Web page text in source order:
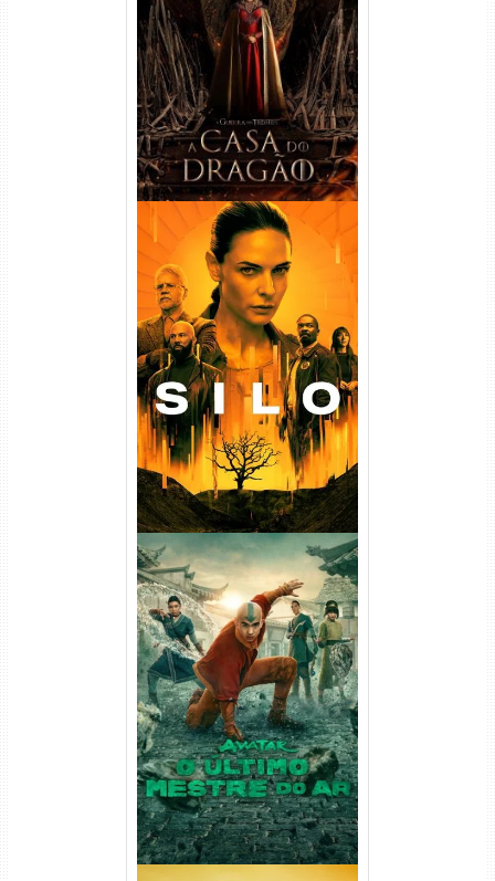
A Casa do Dragão 1ª
Temporada Torrent (2022)
WEB-DL 720p/1080p Dual
Áudio
Silo 1ª Temporada Torrent
(2023) WEB-DL
720p/1080p/4K Dual Áudio
Avatar: O Último Mestre do
Ar 2ª Temporada Torrent
(2026) WEB-DL 1080p Dual
Áudio